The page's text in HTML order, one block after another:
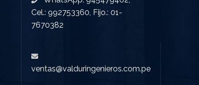
Cel.: 992753360, Fijo.: 01-
7670382
ventas@valduringenieros.com.pe